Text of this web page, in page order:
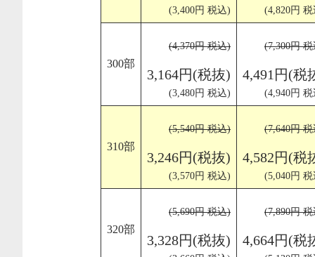
(3,400円 税込) (4,820円
300部
(4,370円 税込)
3,164円(税抜)
(3,480円 税込)
(7,300円
4,491円(税
(4,940円
310部
(5,540円 税込)
3,246円(税抜)
(3,570円 税込)
(7,640円
4,582円(税
(5,040円
320部
(5,690円 税込)
3,328円(税抜)
(7,890円
4,664円(税